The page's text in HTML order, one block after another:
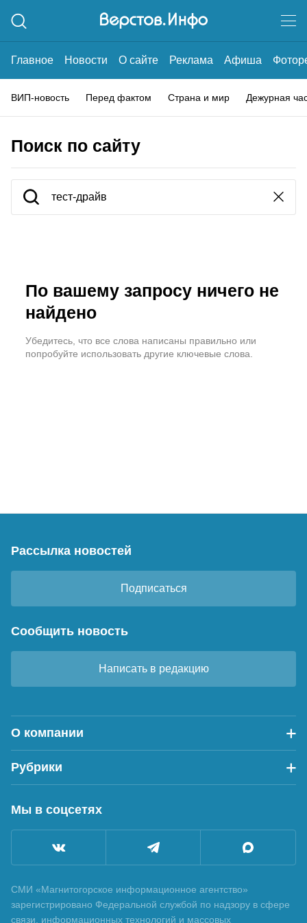
Главное Новости О сайте Реклама Афиша
ВИП-новость Перед фактом Страна и мир Дежурная
Поиск по сайту
По вашему запросу ничего не
найдено
Убедитесь, что все слова написаны правильно или
попробуйте использовать другие ключевые слова.
Рассылка новостей
Подписаться
Сообщить новость
Написать в редакцию
О компании
Рубрики
Мы в соцсетях
СМИ «Магнитогорское информационное агентство»
зарегистрировано Федеральной службой по надзору в сфере
связи, информационных технологий и массовых